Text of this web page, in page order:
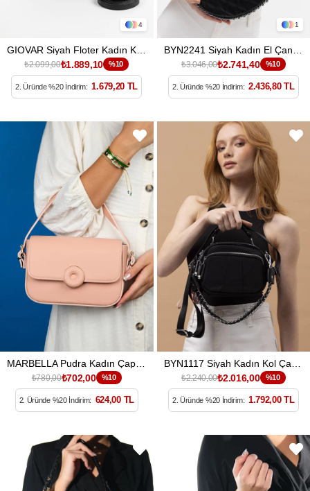
4
₺2.099,00₺1.889,10 %10
2. Üründe %20 İndirim: 1.679,20 TL
1
₺3.046,00₺2.741,40 %10
2. Üründe %20 İndirim: 2.436,80 TL
MARBELLA Pudra Kadın Çapraz Çanta
₺780,00₺702,00 %10
2. Üründe %20 İndirim: 624,00 TL
BYN1117 Siyah Kadın Kol Çantası
₺2.240,00₺2.016,00 %10
2. Üründe %20 İndirim: 1.792,00 TL